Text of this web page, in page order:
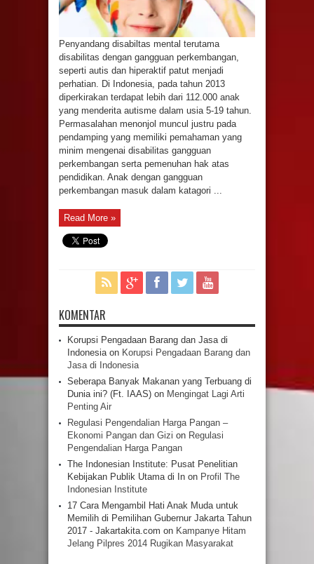
Penyandang disabiltas mental terutama
disabilitas dengan gangguan perkembangan,
seperti autis dan hiperaktif patut menjadi
perhatian. Di Indonesia, pada tahun 2013
diperkirakan terdapat lebih dari 112.000 anak
yang menderita autisme dalam usia 5-19 tahun.
Permasalahan menonjol muncul justru pada
pendamping yang memiliki pemahaman yang
minim mengenai disabilitas gangguan
perkembangan serta pemenuhan hak atas
pendidikan. Anak dengan gangguan
perkembangan masuk dalam katagori ...
Read More »
KOMENTAR
Korupsi Pengadaan Barang dan Jasa di
Indonesiaon Korupsi Pengadaan Barang dan
Jasa di Indonesia
Seberapa Banyak Makanan yang Terbuang di
Dunia ini? (Ft. IAAS) on Mengingat Lagi Arti
Penting Air
Regulasi Pengendalian Harga Pangan –
Ekonomi Pangan dan Gizi on Regulasi
Pengendalian Harga Pangan
The Indonesian Institute: Pusat Penelitian
Kebijakan Publik Utama di In on Profil The
Indonesian Institute
17 Cara Mengambil Hati Anak Muda untuk
Memilih di Pemilihan Gubernur Jakarta Tahun
2017 - Jakartakita.com on Kampanye Hitam
Jelang Pilpres 2014 Rugikan Masyarakat